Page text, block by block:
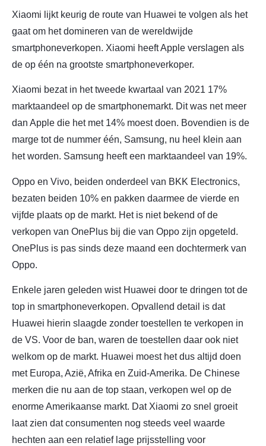
Xiaomi lijkt keurig de route van Huawei te volgen als het
gaat om het domineren van de wereldwijde
smartphoneverkopen. Xiaomi heeft Apple verslagen als
de op één na grootste smartphoneverkoper.
Xiaomi bezat in het tweede kwartaal van 2021 17%
marktaandeel op de smartphonemarkt. Dit was net meer
dan Apple die het met 14% moest doen. Bovendien is de
marge tot de nummer één, Samsung, nu heel klein aan
het worden. Samsung heeft een marktaandeel van 19%.
Oppo en Vivo, beiden onderdeel van BKK Electronics,
bezaten beiden 10% en pakken daarmee de vierde en
vijfde plaats op de markt. Het is niet bekend of de
verkopen van OnePlus bij die van Oppo zijn opgeteld.
OnePlus is pas sinds deze maand een dochtermerk van
Oppo.
Enkele jaren geleden wist Huawei door te dringen tot de
top in smartphoneverkopen. Opvallend detail is dat
Huawei hierin slaagde zonder toestellen te verkopen in
de VS. Voor de ban, waren de toestellen daar ook niet
welkom op de markt. Huawei moest het dus altijd doen
met Europa, Azië, Afrika en Zuid-Amerika. De Chinese
merken die nu aan de top staan, verkopen wel op de
enorme Amerikaanse markt. Dat Xiaomi zo snel groeit
laat zien dat consumenten nog steeds veel waarde
hechten aan een relatief lage prijsstelling voor